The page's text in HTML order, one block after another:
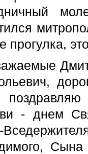
прогулка,
- днем